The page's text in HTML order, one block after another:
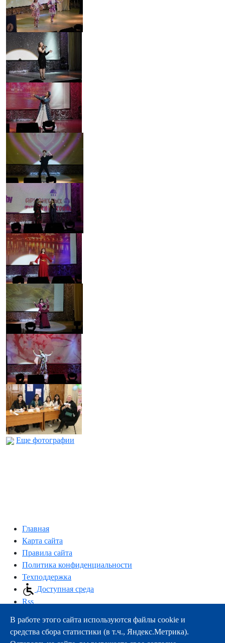
Еще фотографии
Главная
Карта сайта
Правила сайта
Политика конфиденциальности
Техподдержка
Доступная среда
Rss
163000, г.Архангельск, пр-т Троицкий, 51
тел.:+7 (8182) 21-11-63
В работе этого сайта используются файлы cookie и
средства сбора статистики (в т.ч., Яндекс.Метрика).